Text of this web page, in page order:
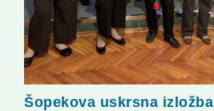
Šopekova uskrsna izložba